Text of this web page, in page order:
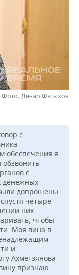
Фото: Динар Фатыхов
с
обеспечения я
обзвонить
с
денежных
допрошены
четыре
них
чтобы
Моя вина в
и
Ахметзянова
признаю